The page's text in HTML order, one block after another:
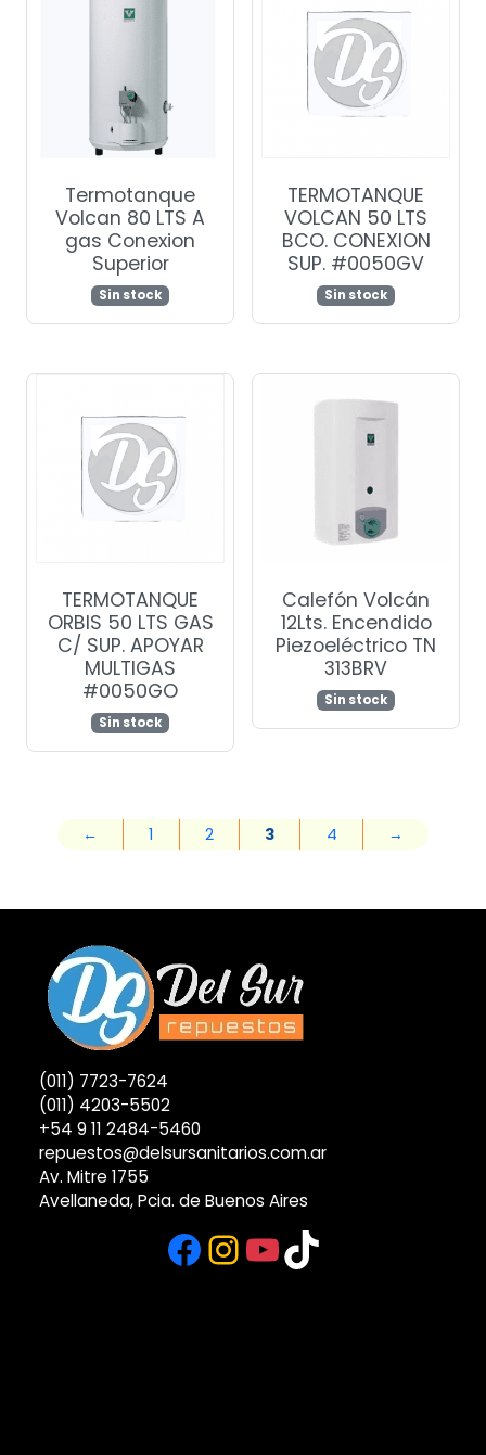
Termotanque
Volcan 80 LTS A
gas Conexion
Superior
Sin stock
TERMOTANQUE
VOLCAN 50 LTS
BCO. CONEXION
SUP. #0050GV
Sin stock
TERMOTANQUE
ORBIS 50 LTS GAS
C/ SUP. APOYAR
MULTIGAS
#0050GO
Sin stock
Calefón Volcán
12Lts. Encendido
Piezoeléctrico TN
313BRV
Sin stock
← 1 2 3 4 →
(011) 7723-7624
(011) 4203-5502
+54 9 11 2484-5460
repuestos@delsursanitarios.com.ar
Av. Mitre 1755
Avellaneda, Pcia. de Buenos Aires
Facebook
Instagram
YouTube
TikTok